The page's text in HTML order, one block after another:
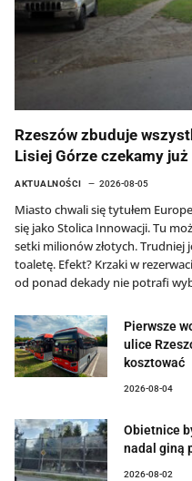
Rzeszów zbuduje
Lisiej Górze czekamy
AKTUALNOŚCI 2026-08-05
Miasto chwali się tytułem
się jako Stolica Innowacji. Tu
setki milionów złotych. Trudniej
toaletę. Efekt? Krzaki w
od ponad dekady nie potrafi
Pierwsze
ulice
kosztować
2026-08-04
Obietnice
nadal giną
2026-08-02